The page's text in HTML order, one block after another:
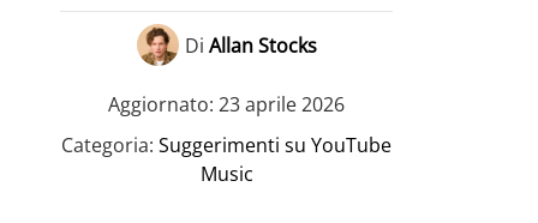
Di Allan Stocks
Aggiornato: 23 aprile 2026
Categoria: Suggerimenti su YouTube
Music